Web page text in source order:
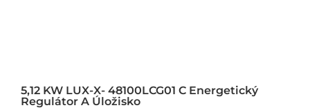
5,12 KW LUX-X- 48100LCG01 C Energetický
Regulátor A Úložisko